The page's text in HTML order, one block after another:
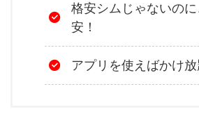
格安シムじゃないの
安！
アプリを使えばかけ放